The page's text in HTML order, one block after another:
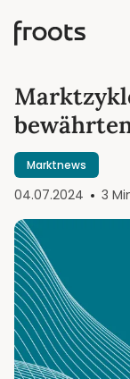
Marktnews
04.07.2024 3